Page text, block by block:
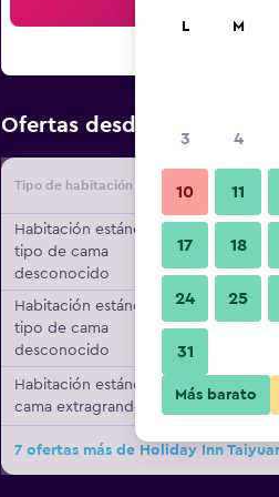
Ofertas desde Oferta
Tipo de habitación
Habitación estándar,
tipo de cama
desconocido
Habitación estándar,
tipo de cama
desconocido
Habitación estándar, 1
cama extragrande
7 ofertas más de Holiday Inn
L M
3 4
10 11
17 18
24 25
31
Más barato